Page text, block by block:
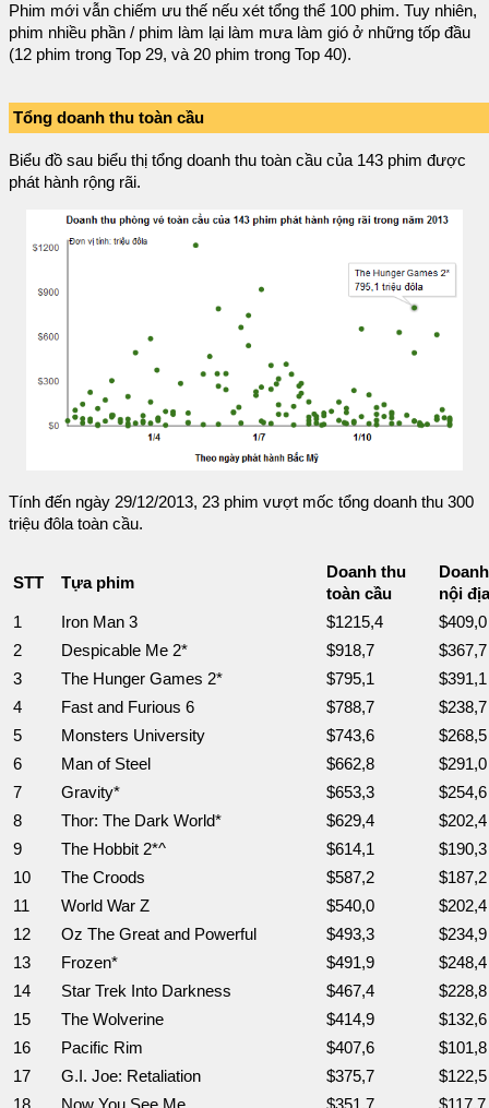
Phim mới vẫn chiếm ưu thế nếu xét tổng thể 100 phim. Tuy nhiên,
phim nhiều phần / phim làm lại làm mưa làm gió ở những tốp đầu
(12 phim trong Top 29, và 20 phim trong Top 40).
Tổng doanh thu toàn cầu
Biểu đồ sau biểu thị tổng doanh thu toàn cầu của 143 phim được
phát hành rộng rãi.
Tính đến ngày 29/12/2013, 23 phim vượt mốc tổng doanh thu 300
triệu đôla toàn cầu.
STT Tựa phim
Doanh thu
toàn cầu
nội địa
1
Iron Man 3 $1215,4
$409,0
2
Despicable Me 2* $918,7
$367,7
3
The Hunger Games 2* $795,1
$391,1
4
Fast and Furious 6 $788,7
$238,7
5
Monsters University $743,6
$268,5
6
Man of Steel $662,8
$291,0
7
Gravity* $653,3
$254,6
8
Thor: The Dark World* $629,4
$202,4
9
The Hobbit 2*^ $614,1
$190,3
10
The Croods $587,2
$187,2
11
World War Z $540,0
$202,4
12
Oz The Great and Powerful $493,3
$234,9
13
Frozen* $491,9
$248,4
14
Star Trek Into Darkness $467,4
$228,8
15
The Wolverine $414,9
$132,6
16
Pacific Rim $407,6
$101,8
17
G.I. Joe: Retaliation $375,7
$122,5